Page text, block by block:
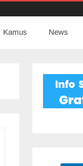
to
Kamus News